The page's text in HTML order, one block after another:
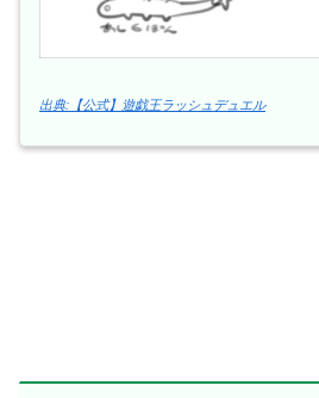
出典:【公式】遊戯王ラッシュデュエル